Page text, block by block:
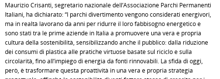
Maurizio Crisanti, segretario nazionale dell’Associazione Parchi Permanenti
Italiani, ha dichiarato: “I parchi divertimento vengono considerati energivori,
ma in realtà lavorano da anni per ridurre il loro fabbisogno energetico e
sono stati tra le prime aziende in Italia a promuovere una vera e propria
cultura della sostenibilità, sensibilizzando anche il pubblico: dalla riduzione
dei consumi di plastica alle pratiche virtuose basate sul riciclo e sulla
circolarità, fino all’impiego di energia da fonti rinnovabili. La sfida di oggi,
però, è trasformare questa proattività in una vera e propria strategia